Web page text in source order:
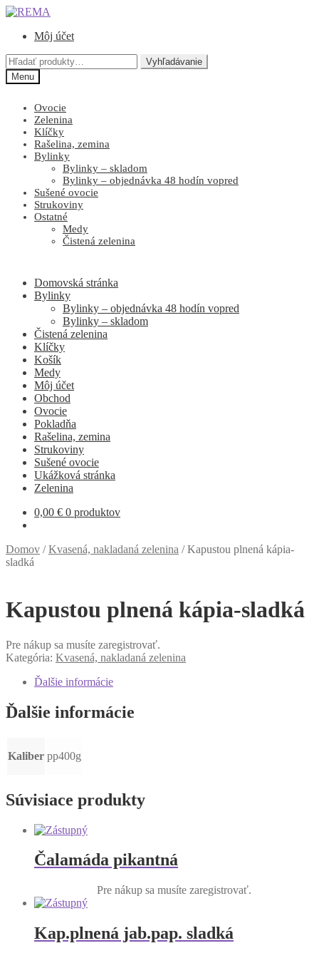
Preskočiť
navigáciu
Preskočiť
obsah
Môj účet
Hľadať:
Vyhľadávanie
Menu
Ovocie
Zelenina
Klíčky
Rašelina, zemina
Bylinky
Bylinky – skladom
Bylinky – objednávka 48 hodín vopred
Sušené ovocie
Strukoviny
Ostatné
Medy
Čistená zelenina
Domovská stránka
Bylinky
Bylinky – objednávka 48 hodín vopred
Bylinky – skladom
Čistená zelenina
Klíčky
Košík
Medy
Môj účet
Obchod
Ovocie
Pokladňa
Rašelina, zemina
Strukoviny
Sušené ovocie
Ukážková stránka
Zelenina
0,00 € 0 produktov
Domov /Kvasená, nakladaná zelenina /Kapustou plnená kápia-
sladká
Kapustou plnená kápia-sladká
Pre nákup sa musíte zaregistrovať.
Kategória: Kvasená, nakladaná zelenina
Ďalšie informácie
Ďalšie informácie
Kaliber pp400g
Súvisiace produkty
Čalamáda pikantná
Pre nákup sa musíte zaregistrovať.
Kap.plnená jab.pap. sladká